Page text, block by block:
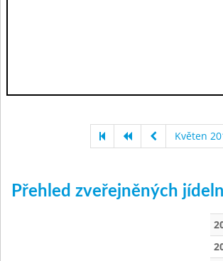
Květen
Přehled zveřejněných